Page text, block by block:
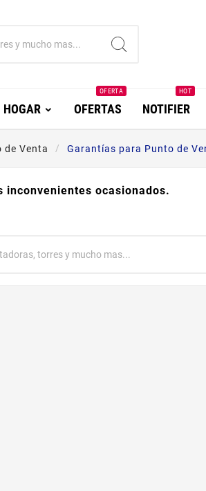
HOGAR OFERTAS
OFERTA
NOTIFIER
HOT
de Venta Garantías para Punto de
inconvenientes ocasionados.